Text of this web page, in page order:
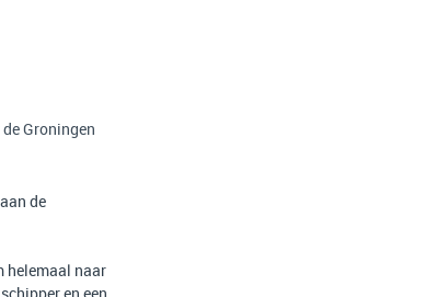
Groningen
de
helemaal naar